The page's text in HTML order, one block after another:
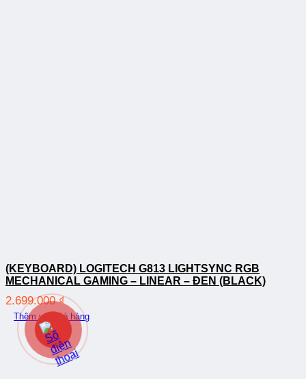
(KEYBOARD) LOGITECH G813 LIGHTSYNC RGB
MECHANICAL GAMING – LINEAR – ĐEN (BLACK)
2.699.000₫
Thêm vào giỏ hàng